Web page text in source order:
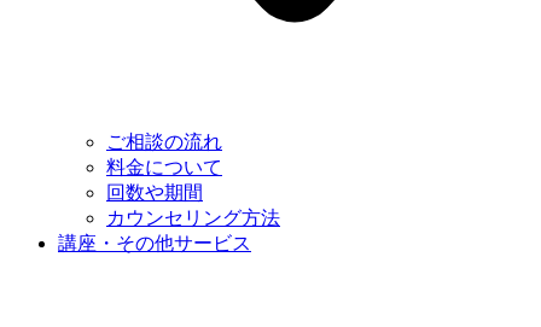
ご相談の流れ
料金について
回数や期間
カウンセリング方法
講座・その他サービス